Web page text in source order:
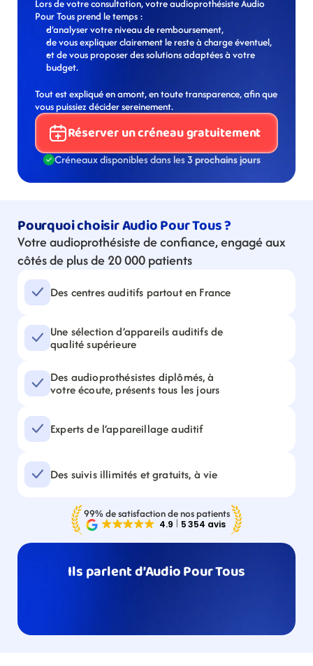
Lors de votre consultation, votre audioprothésiste Audio
Pour Tous prend le temps :
d’analyser votre niveau de remboursement,
de vous expliquer clairement le reste à charge éventuel,
et de vous proposer des solutions adaptées à votre
budget.
Tout est expliqué en amont, en toute transparence, afin que
vous puissiez décider sereinement.
Réserver un créneau gratuitement
Créneaux disponibles dans les 3 prochains jours
Pourquoi choisir Audio Pour Tous ?
Votre audioprothésiste de confiance, engagé aux
côtés de plus de 20 000 patients
Des centres auditifs partout en France
Une sélection d’appareils auditifs de
qualité supérieure
Des audioprothésistes diplômés, à
votre écoute, présents tous les jours
Experts de l’appareillage auditif
Des suivis illimités et gratuits, à vie
99% de satisfaction de nos patients
Ils parlent d’Audio Pour Tous